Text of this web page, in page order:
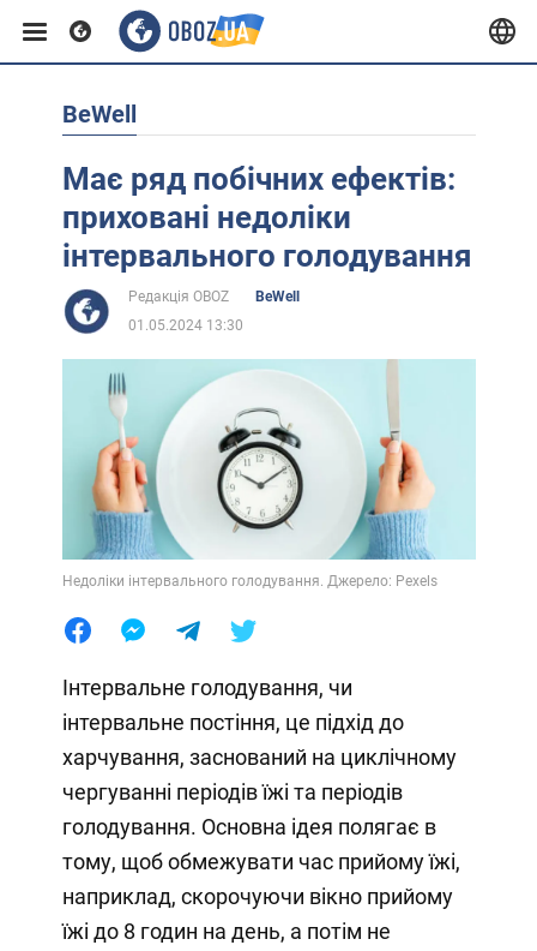
Європа
США
Африка
Лайфхаки
BeWell
Має ряд побічних ефектів:
приховані недоліки
інтервального голодування
Редакція OBOZ
BeWell
01.05.2024 13:30
Недоліки інтервального голодування. Джерело: Pexels
Інтервальне голодування, чи
інтервальне постіння, це підхід до
харчування, заснований на циклічному
чергуванні періодів їжі та періодів
голодування. Основна ідея полягає в
тому, щоб обмежувати час прийому їжі,
наприклад, скорочуючи вікно прийому
їжі до 8 годин на день, а потім не